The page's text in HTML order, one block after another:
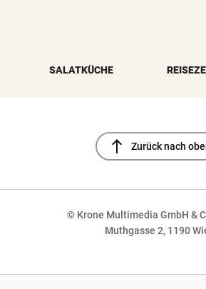
SALATKÜCHE
north Zurück nach
© Krone Multimedia GmbH &
Muthgasse 2, 1190
NaN%